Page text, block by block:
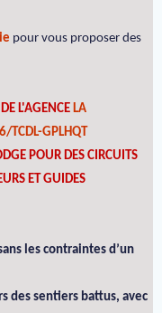
pour vous proposer des
L'AGENCE LA
TCDL-GPLHQT
POUR DES CIRCUITS
ET GUIDES
les contraintes d’un
des sentiers battus, avec